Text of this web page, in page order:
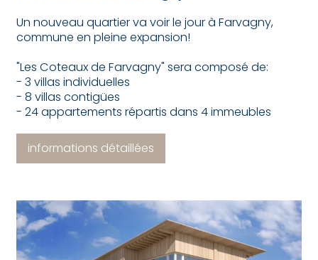
Un nouveau quartier va voir le jour à Farvagny,
commune en pleine expansion!
"Les Coteaux de Farvagny" sera composé de:
- 3 villas individuelles
- 8 villas contigües
- 24 appartements répartis dans 4 immeubles
informations détaillées